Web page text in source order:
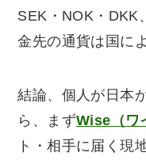
SEK・NOK・DKK
金先の通貨は国に
結論、個人が日本
ら、まずWise（ワ
ト・相手に届く現